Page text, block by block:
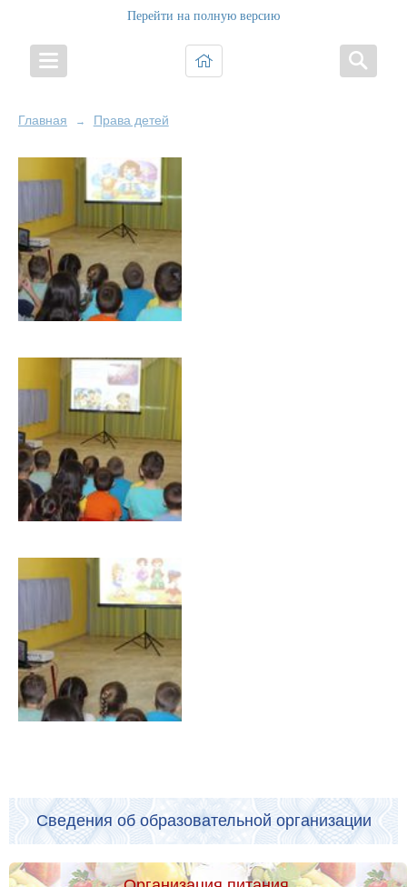
Перейти на полную версию
Главная → Права детей
Сведения об образовательной организации